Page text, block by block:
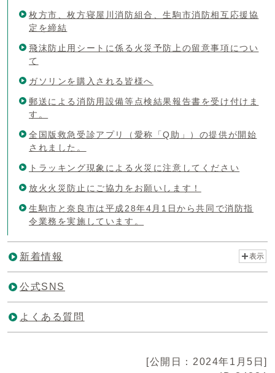
枚方市、枚方寝屋川消防組合、生駒市消防相互応援協
定を締結
飛沫防止用シートに係る火災予防上の留意事項につい
て
ガソリンを購入される皆様へ
郵送による消防用設備等点検結果報告書を受け付けま
す。
全国版救急受診アプリ（愛称「Q助」）の提供が開始
されました。
トラッキング現象による火災に注意してください
放火火災防止にご協力をお願いします！
生駒市と奈良市は平成28年4月1日から共同で消防指
令業務を実施しています。
新着情報 表示
公式SNS
よくある質問
[公開日：2024年1月5日]